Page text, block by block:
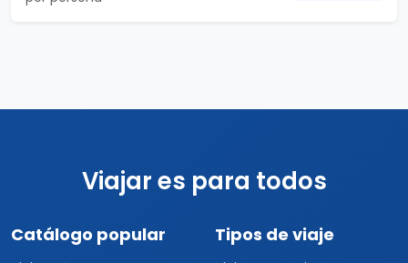
USD $2,597